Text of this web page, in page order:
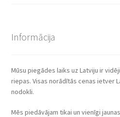
Informācija
Mūsu piegādes laiks uz Latviju ir
riepas. Visas norādītās cenas ietver
nodokli.
Mēs piedāvājam tikai un vienīgi